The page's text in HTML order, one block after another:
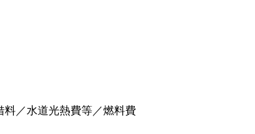
／水道光熱費等／燃料費